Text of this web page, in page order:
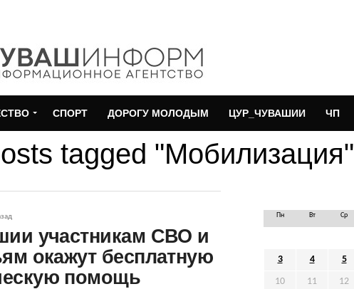
СПОРТ ДОРОГУ МОЛОДЫМ ЦУР_ЧУВАШИИ ЧП
tagged "Мобилизация"
участникам СВО и
окажут бесплатную
помощь
Пн Вт Ср
3 4 5
10 11 12